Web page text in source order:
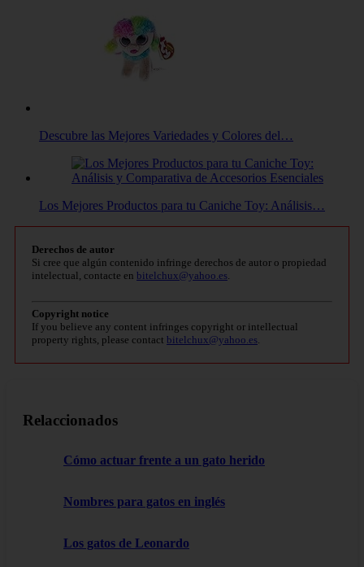
Descubre las Mejores Variedades y Colores del…
Los Mejores Productos para tu Caniche Toy: Análisis…
Derechos de autor
Si cree que algún contenido infringe derechos de autor o propiedad
intelectual, contacte en bitelchux@yahoo.es.
Copyright notice
If you believe any content infringes copyright or intellectual
property rights, please contact bitelchux@yahoo.es.
Relaccionados
Cómo actuar frente a un gato herido
Nombres para gatos en inglés
Los gatos de Leonardo